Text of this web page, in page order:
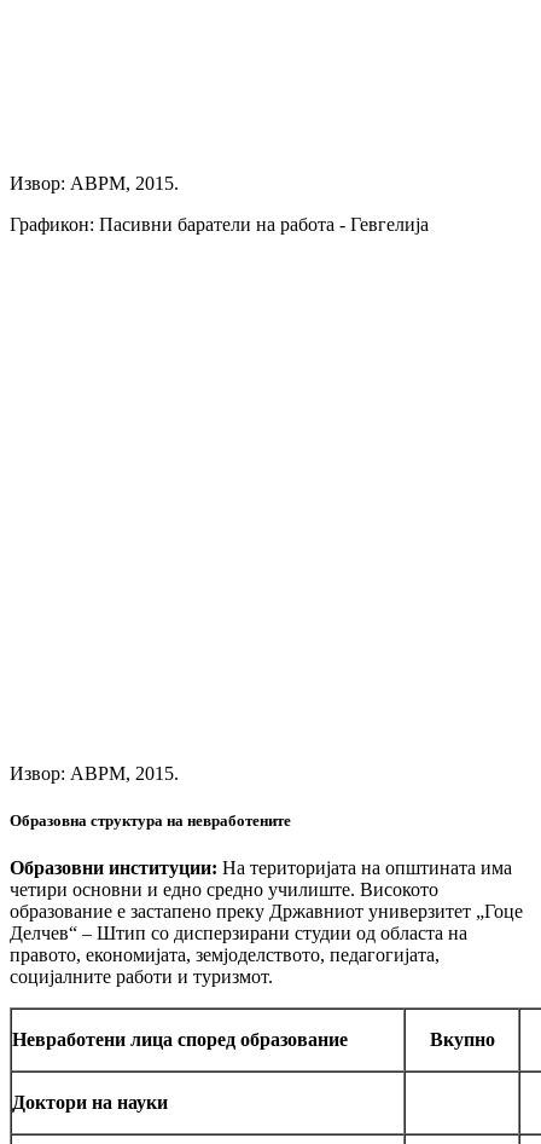
Извор: АВРМ, 2015.
Графикон: Пасивни баратели на работа - Гевгелија
Извор: АВРМ, 2015.
Образовна структура на невработените
Образовни институции: На територијата на општината има
четири основни и едно средно училиште. Високото
образование е застапено преку Државниот универзитет „Гоце
Делчев“ – Штип со дисперзирани студии од областа на
правото, економијата, земјоделството, педагогијата,
социјалните работи и туризмот.
Невработени лица според образование Вкупно
Доктори на науки